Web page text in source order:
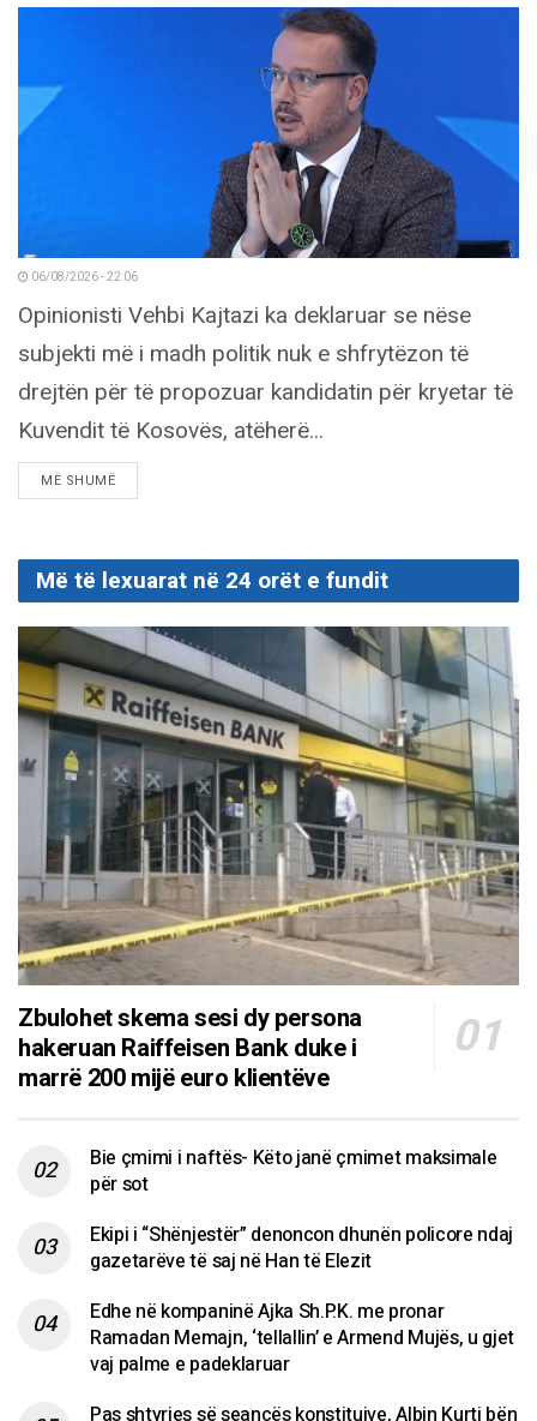
06/08/2026 - 22:06
Opinionisti Vehbi Kajtazi ka deklaruar se nëse
subjekti më i madh politik nuk e shfrytëzon të
drejtën për të propozuar kandidatin për kryetar të
Kuvendit të Kosovës, atëherë...
MË SHUMËDETAILS
Më të lexuarat në 24 orët e fundit
Zbulohet skema sesi dy persona
hakeruan Raiffeisen Bank duke i
marrë 200 mijë euro klientëve
Bie çmimi i naftës- Këto janë çmimet maksimale
për sot
Ekipi i “Shënjestër” denoncon dhunën policore ndaj
gazetarëve të saj në Han të Elezit
Edhe në kompaninë Ajka Sh.P.K. me pronar
Ramadan Memajn, ‘tellallin’ e Armend Mujës, u gjet
vaj palme e padeklaruar
Pas shtyrjes së seancës konstituive, Albin Kurti bën